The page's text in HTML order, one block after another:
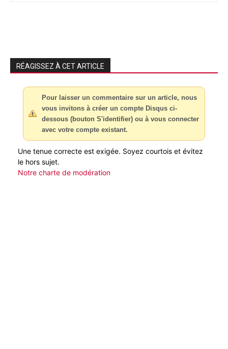
RÉAGISSEZ À CET ARTICLE
Pour laisser un commentaire sur un article, nous
vous invitons à créer un compte Disqus ci-
dessous (bouton S'identifier) ou à vous connecter
avec votre compte existant.
Une tenue correcte est exigée. Soyez courtois et évitez
le hors sujet.
Notre charte de modération